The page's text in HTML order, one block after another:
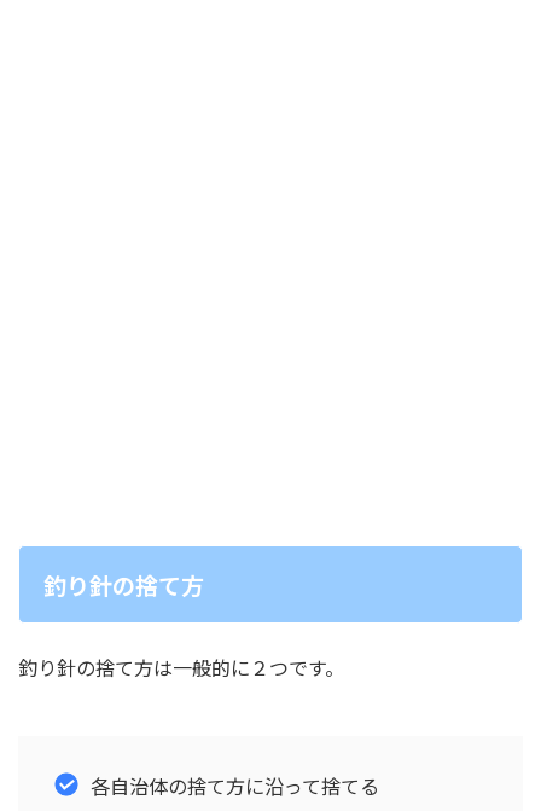
釣り針の捨て方
釣り針の捨て方は一般的に２つです。
各自治体の捨て方に沿って捨てる